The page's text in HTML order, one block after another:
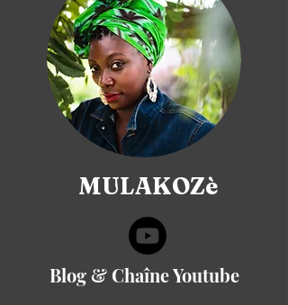
MULAKOZè
Blog & Chaîne Youtube